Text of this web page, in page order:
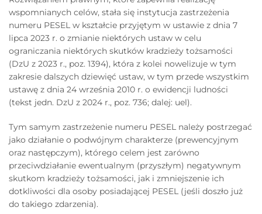
wspomnianych celów, stała się instytucja zastrzeżenia
numeru PESEL w kształcie przyjętym w ustawie z dnia 7
lipca 2023 r. o zmianie niektórych ustaw w celu
ograniczania niektórych skutków kradzieży tożsamości
(DzU z 2023 r., poz. 1394), która z kolei nowelizuje w tym
zakresie dalszych dziewięć ustaw, w tym przede wszystkim
ustawę z dnia 24 września 2010 r. o ewidencji ludności
(tekst jedn. DzU z 2024 r., poz. 736; dalej: uel).
Tym samym zastrzeżenie numeru PESEL należy postrzegać
jako działanie o podwójnym charakterze (prewencyjnym
oraz następczym), którego celem jest zarówno
przeciwdziałanie ewentualnym (przyszłym) negatywnym
skutkom kradzieży tożsamości, jak i zmniejszenie ich
dotkliwości dla osoby posiadającej PESEL (jeśli doszło już
do takiego zdarzenia).